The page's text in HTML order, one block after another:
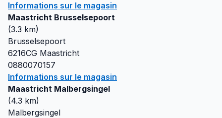
Informations sur le magasin
Maastricht Brusselsepoort
(3.3 km)
Brusselsepoort
6216CG Maastricht
0880070157
Informations sur le magasin
Maastricht Malbergsingel
(4.3 km)
Malbergsingel